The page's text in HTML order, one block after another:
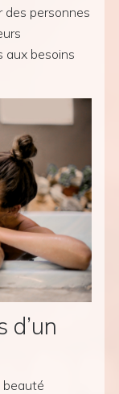
des personnes
aux besoins
d’un
beauté